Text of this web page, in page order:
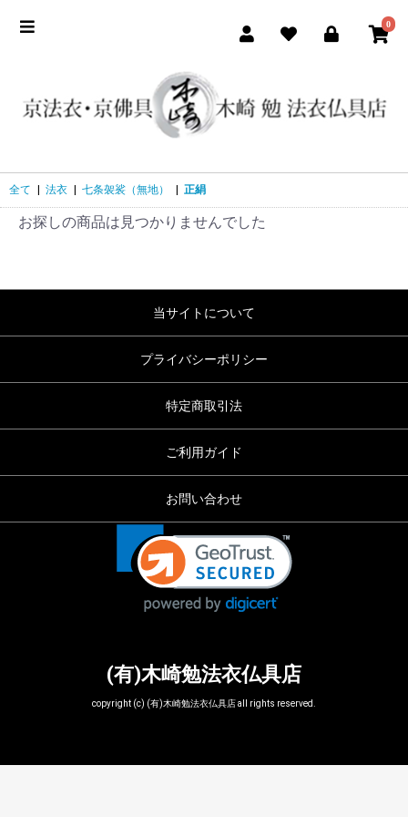
0
全て | 法衣 | 七条袈裟（無地） | 正絹
お探しの商品は見つかりませんでした
当サイトについて
プライバシーポリシー
特定商取引法
ご利用ガイド
お問い合わせ
(有)木崎勉法衣仏具店
copyright (c) (有)木崎勉法衣仏具店 all rights reserved.